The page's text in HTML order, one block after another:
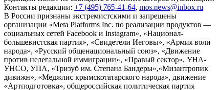
Контакты редакции: +7 (495) 765-41-64, mos.news@inbox.ru
В России признаны экстремистскими и запрещены
организации «Meta Platforms Inc. по реализации продуктов —
социальных сетей Facebook и Instagram», «Национал-
большевистская партия», «Свидетели Иеговы», «Армия воли
народа», «Русский общенациональный союз», «Движение
против нелегальной иммиграции», «Правый сектор», УНА-
УНСО, УПА, «Тризуб им. Степана Бандеры»,«Мизантропик
дивижн», «Меджлис крымскотатарского народа», движение
«Артподготовка», общероссийская политическая партия